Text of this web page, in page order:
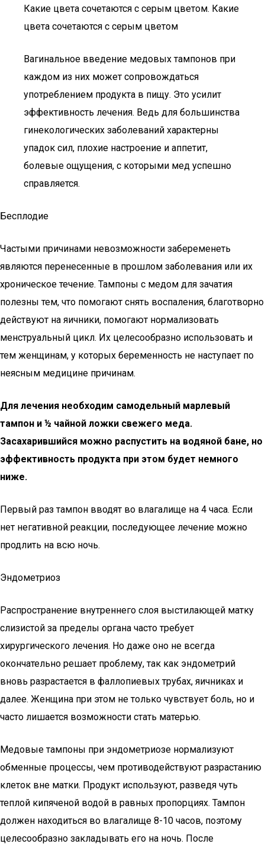
Какие цвета сочетаются с серым цветом. Какие
цвета сочетаются с серым цветом
Вагинальное введение медовых тампонов при
каждом из них может сопровождаться
употреблением продукта в пищу. Это усилит
эффективность лечения. Ведь для большинства
гинекологических заболеваний характерны
упадок сил, плохие настроение и аппетит,
болевые ощущения, с которыми мед успешно
справляется.
Бесплодие
Частыми причинами невозможности забеременеть
являются перенесенные в прошлом заболевания или их
хроническое течение. Тампоны с медом для зачатия
полезны тем, что помогают снять воспаления, благотворно
действуют на яичники, помогают нормализовать
менструальный цикл. Их целесообразно использовать и
тем женщинам, у которых беременность не наступает по
неясным медицине причинам.
Для лечения необходим самодельный марлевый
тампон и ½ чайной ложки свежего меда.
Засахарившийся можно распустить на водяной бане, но
эффективность продукта при этом будет немного
ниже.
Первый раз тампон вводят во влагалище на 4 часа. Если
нет негативной реакции, последующее лечение можно
продлить на всю ночь.
Эндометриоз
Распространение внутреннего слоя выстилающей матку
слизистой за пределы органа часто требует
хирургического лечения. Но даже оно не всегда
окончательно решает проблему, так как эндометрий
вновь разрастается в фаллопиевых трубах, яичниках и
далее. Женщина при этом не только чувствует боль, но и
часто лишается возможности стать матерью.
Медовые тампоны при эндометриозе нормализуют
обменные процессы, чем противодействуют разрастанию
клеток вне матки. Продукт используют, разведя чуть
теплой кипяченой водой в равных пропорциях. Тампон
должен находиться во влагалище 8-10 часов, поэтому
целесообразно закладывать его на ночь. После